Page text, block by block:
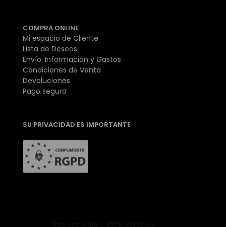
COMPRA ONLINE
Mi espacio de Cliente
Lista de Deseos
Envío: Información y Gastos
Condiciones de Venta
Devoluciones
Pago seguro
SU PRIVACIDAD ES IMPORTANTE